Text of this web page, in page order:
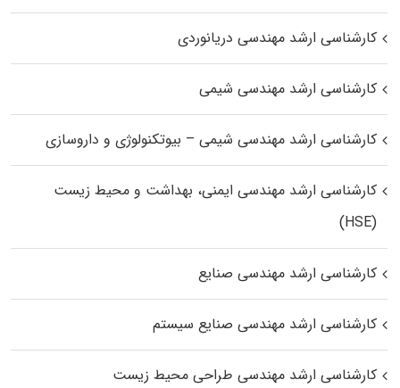
کارشناسی ارشد مهندسی دریانوردی
کارشناسی ارشد مهندسی شیمی
کارشناسی ارشد مهندسی شیمی – بیوتکنولوژی و داروسازی
کارشناسی ارشد مهندسی ایمنی، بهداشت و محیط زیست
(HSE)
کارشناسی ارشد مهندسی صنایع
کارشناسی ارشد مهندسی صنایع سیستم
کارشناسی ارشد مهندسی طراحی محیط زیست